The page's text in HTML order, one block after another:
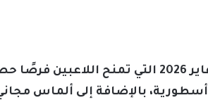
يقدم لكم موقع السعودية نيوز أحدث أكواد لعبة فري
بالإضافة إلى ألماس مجاني